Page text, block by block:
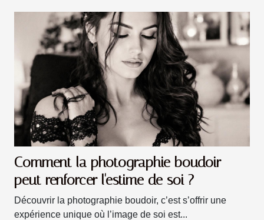
Comment la photographie boudoir
peut renforcer l'estime de soi ?
Découvrir la photographie boudoir, c’est s’offrir une
expérience unique où l’image de soi est...